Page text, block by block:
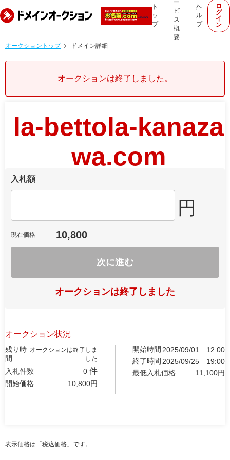
ト
ッ
プ
ー
ビ
ス
概
要
ヘ
ル
プ
ロ
グ
イ
ン
オークショントップ ドメイン詳細
オークションは終了しました。
la-bettola-kanaza
wa.com
入札額
円
現在価格 10,800
次に進む
オークションは終了しました
オークション状況
残り時
間
オークションは終了しま
した
入札件数 0 件
開始価格 10,800円
開始時間 2025/09/01
12:00
終了時間 2025/09/25
19:00
最低入札価格
11,100円
表示価格は「税込価格」です。